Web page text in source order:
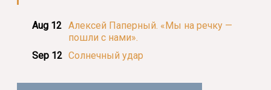
Aug 12 Алексей Паперный. «Мы на речку —
пошли с нами».
Sep 12 Солнечный удар